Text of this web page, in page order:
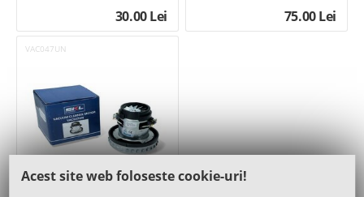
30.00Lei 75.00Lei
VAC047UN
Acest site web foloseste cookie-uri!